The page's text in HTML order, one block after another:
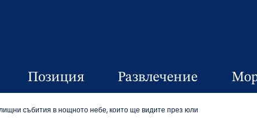
Позиция Развлечение
събития в нощното небе, които ще видите през юли